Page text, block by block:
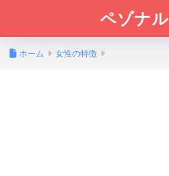
ペゾナル
ホーム 女性の特徴